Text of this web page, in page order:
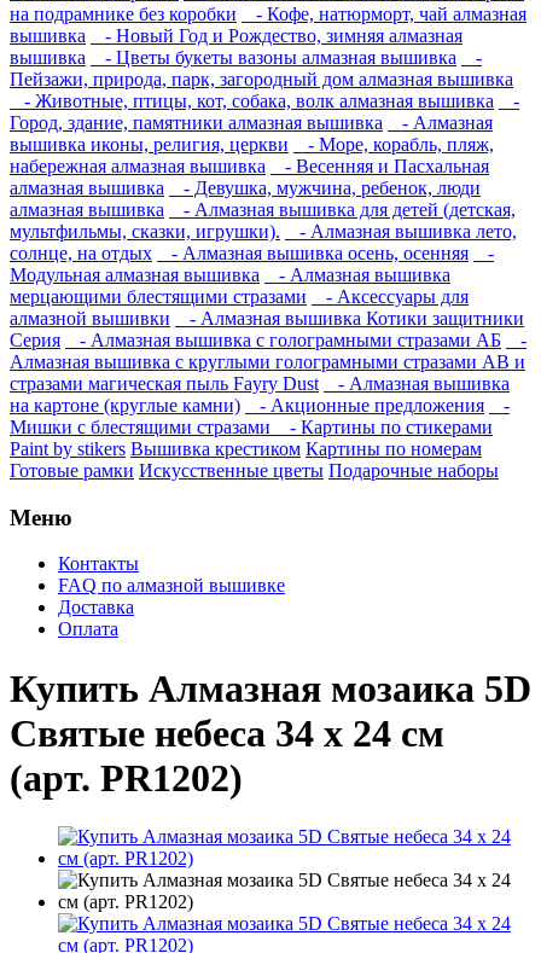
на подрамнике без коробки
- Кофе, натюрморт, чай алмазная
вышивка
- Новый Год и Рождество, зимняя алмазная
вышивка
- Цветы букеты вазоны алмазная вышивка
-
Пейзажи, природа, парк, загородный дом алмазная вышивка
- Животные, птицы, кот, собака, волк алмазная вышивка
-
Город, здание, памятники алмазная вышивка
- Алмазная
вышивка иконы, религия, церкви
- Море, корабль, пляж,
набережная алмазная вышивка
- Весенняя и Пасхальная
алмазная вышивка
- Девушка, мужчина, ребенок, люди
алмазная вышивка
- Алмазная вышивка для детей (детская,
мультфильмы, сказки, игрушки).
- Алмазная вышивка лето,
солнце, на отдых
- Алмазная вышивка осень, осенняя
-
Модульная алмазная вышивка
- Алмазная вышивка
мерцающими блестящими стразами
- Аксессуары для
алмазной вышивки
- Алмазная вышивка Котики защитники
Серия
- Алмазная вышивка с голограмными стразами АБ
-
Алмазная вышивка с круглыми голограмными стразами AB и
стразами магическая пыль Fayry Dust
- Алмазная вышивка
на картоне (круглые камни)
- Акционные предложения
-
Мишки с блестящими стразами
- Картины по стикерами
Paint by stikers Вышивка крестиком Картины по номерам
Готовые рамки Искусственные цветы Подарочные наборы
Меню
Контакты
FAQ по алмазной вышивке
Доставка
Оплата
Купить Алмазная мозаика 5D
Святые небеса 34 х 24 см
(арт. PR1202)